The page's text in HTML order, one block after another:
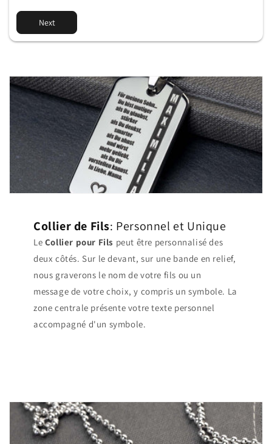
Next
Collier de Fils: Personnel et Unique
Le Collier pour Fils peut être personnalisé des
deux côtés. Sur le devant, sur une bande en relief,
nous graverons le nom de votre fils ou un
message de votre choix, y compris un symbole. La
zone centrale présente votre texte personnel
accompagné d'un symbole.